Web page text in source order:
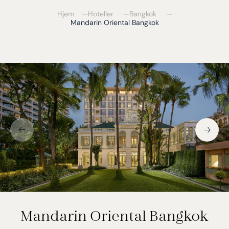
Hjem Hoteller
Bangkok
Mandarin Oriental Bangkok
Mandarin Oriental Bangkok